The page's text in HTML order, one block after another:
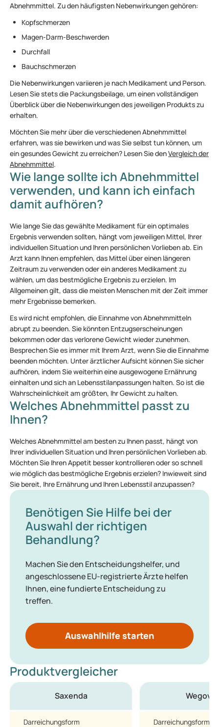
Abnehmmittel. Zu den häufigsten Nebenwirkungen gehören:
Kopfschmerzen
Magen-Darm-Beschwerden
Durchfall
Bauchschmerzen
Die Nebenwirkungen variieren je nach Medikament und Person.
Lesen Sie stets die Packungsbeilage, um einen vollständigen
Überblick über die Nebenwirkungen des jeweiligen Produkts zu
erhalten.
Möchten Sie mehr über die verschiedenen Abnehmmittel
erfahren, was sie bewirken und was Sie selbst tun können, um
ein gesundes Gewicht zu erreichen? Lesen Sie denVergleich der
Abnehmmittel.
Wie lange sollte ich Abnehmmittel
verwenden, und kann ich einfach
damit aufhören?
Wie lange Sie das gewählte Medikament für ein optimales
Ergebnis verwenden sollten, hängt vom jeweiligen Mittel, Ihrer
individuellen Situation und Ihren persönlichen Vorlieben ab. Ein
Arzt kann Ihnen empfehlen, das Mittel über einen längeren
Zeitraum zu verwenden oder ein anderes Medikament zu
wählen, um das bestmögliche Ergebnis zu erzielen. Im
Allgemeinen gilt, dass die meisten Menschen mit der Zeit immer
mehr Ergebnisse bemerken.
Es wird nicht empfohlen, die Einnahme von Abnehmmitteln
abrupt zu beenden. Sie könnten Entzugserscheinungen
bekommen oder das verlorene Gewicht wieder zunehmen.
Besprechen Sie es immer mit Ihrem Arzt, wenn Sie die Einnahme
beenden möchten. Unter ärztlicher Aufsicht können Sie sicher
aufhören, indem Sie weiterhin eine ausgewogene Ernährung
einhalten und sich an Lebensstilanpassungen halten. So ist die
Wahrscheinlichkeit am größten, Ihr Gewicht zu halten.
Welches Abnehmmittel passt zu
Ihnen?
Welches Abnehmmittel am besten zu Ihnen passt, hängt von
Ihrer individuellen Situation und Ihren persönlichen Vorlieben ab.
Möchten Sie Ihren Appetit besser kontrollieren oder so schnell
wie möglich das bestmögliche Ergebnis erzielen? Inwieweit sind
Sie bereit, Ihre Ernährung und Ihren Lebensstil anzupassen?
Benötigen Sie Hilfe bei der
Auswahl der richtigen
Behandlung?
Machen Sie den Entscheidungshelfer, und
angeschlossene EU-registrierte Ärzte helfen
Ihnen, eine fundierte Entscheidung zu
treffen.
Auswahlhilfe starten
Produktvergleicher
Saxenda
Darreichungsform
Wegovy
Darreichungsform